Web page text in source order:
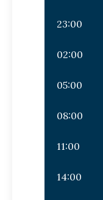
23:00
02:00
05:00
08:00
11:00
14:00